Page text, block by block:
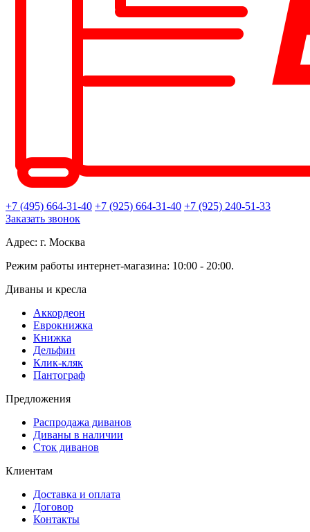
+7 (495) 664-31-40 +7 (925) 664-31-40 +7 (925) 240-51-33
Заказать звонок
Адрес: г. Москва
Режим работы интернет-магазина: 10:00 - 20:00.
Диваны и кресла
Аккордеон
Еврокнижка
Книжка
Дельфин
Клик-кляк
Пантограф
Предложения
Распродажа диванов
Диваны в наличии
Сток диванов
Клиентам
Доставка и оплата
Договор
Контакты